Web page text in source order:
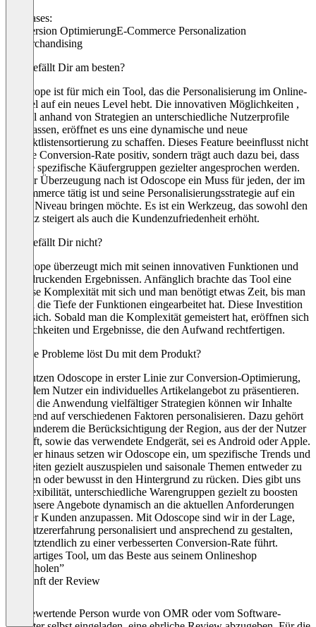
Use cases:
Conversion OptimierungE-Commerce Personalization
E-Merchandising
Was gefällt Dir am besten?
Odoscope ist für mich ein Tool, das die Personalisierung im Online-
Handel auf ein neues Level hebt. Die innovativen Möglichkeiten ,
Artikel anhand von Strategien an unterschiedliche Nutzerprofile
anzupassen, eröffnet es uns eine dynamische und neue
Produktlistensortierung zu schaffen. Dieses Feature beeinflusst nicht
nur die Conversion-Rate positiv, sondern trägt auch dazu bei, dass
unsere spezifische Käufergruppen gezielter angesprochen werden.
Meiner Überzeugung nach ist Odoscope ein Muss für jeden, der im
E-Commerce tätig ist und seine Personalisierungsstrategie auf ein
hohes Niveau bringen möchte. Es ist ein Werkzeug, das sowohl den
Umsatz steigert als auch die Kundenzufriedenheit erhöht.
Was gefällt Dir nicht?
Odoscope überzeugt mich mit seinen innovativen Funktionen und
beeindruckenden Ergebnissen. Anfänglich brachte das Tool eine
gewisse Komplexität mit sich und man benötigt etwas Zeit, bis man
sich in die Tiefe der Funktionen eingearbeitet hat. Diese Investition
lohnt sich. Sobald man die Komplexität gemeistert hat, eröffnen sich
Möglichkeiten und Ergebnisse, die den Aufwand rechtfertigen.
Welche Probleme löst Du mit dem Produkt?
Wir nutzen Odoscope in erster Linie zur Conversion-Optimierung,
um jedem Nutzer ein individuelles Artikelangebot zu präsentieren.
Durch die Anwendung vielfältiger Strategien können wir Inhalte
basierend auf verschiedenen Faktoren personalisieren. Dazu gehört
unter anderem die Berücksichtigung der Region, aus der der Nutzer
zugreift, sowie das verwendete Endgerät, sei es Android oder Apple.
Darüber hinaus setzen wir Odoscope ein, um spezifische Trends und
Neuheiten gezielt auszuspielen und saisonale Themen entweder zu
betonen oder bewusst in den Hintergrund zu rücken. Dies gibt uns
die Flexibilität, unterschiedliche Warengruppen gezielt zu boosten
und unsere Angebote dynamisch an die aktuellen Anforderungen
unserer Kunden anzupassen. Mit Odoscope sind wir in der Lage,
die Nutzererfahrung personalisiert und ansprechend zu gestalten,
was letztendlich zu einer verbesserten Conversion-Rate führt.
“Großartiges Tool, um das Beste aus seinem Onlineshop
rauszuholen”
Herkunft der Review
Die bewertende Person wurde von OMR oder vom Software-